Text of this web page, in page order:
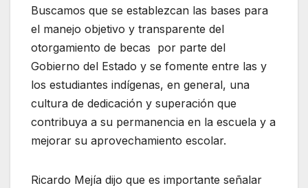
Buscamos que se establezcan las bases para
el manejo objetivo y transparente del
otorgamiento de becas por parte del
Gobierno del Estado y se fomente entre las y
los estudiantes indígenas, en general, una
cultura de dedicación y superación que
contribuya a su permanencia en la escuela y a
mejorar su aprovechamiento escolar.
Ricardo Mejía dijo que es importante señalar